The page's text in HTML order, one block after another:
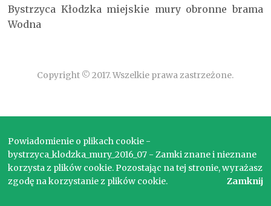
Bystrzyca Kłodzka miejskie mury obronne brama
Wodna
Copyright © 2017. Wszelkie prawa zastrzeżone.
Powiadomienie o plikach cookie -
bystrzyca_klodzka_mury_2016_07 - Zamki znane i nieznane
korzysta z plików cookie. Pozostając na tej stronie, wyrażasz
zgodę na korzystanie z plików cookie.
Zamknij